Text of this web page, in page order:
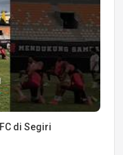
di Segiri